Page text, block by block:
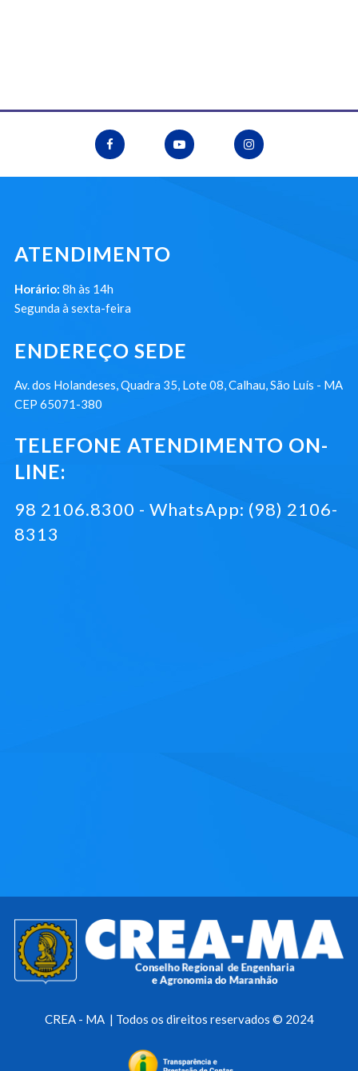
ATENDIMENTO
Horário: 8h às 14h
Segunda à sexta-feira
ENDEREÇO SEDE
Av. dos Holandeses, Quadra 35, Lote 08, Calhau, São Luís - MA
CEP 65071-380
TELEFONE ATENDIMENTO ON-
LINE:
98 2106.8300 - WhatsApp: (98) 2106-
8313
CREA - MA | Todos os direitos reservados © 2024